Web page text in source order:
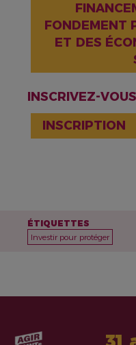
FONDEMENT
ET DES
INSCRIVEZ-
INSCRIPTION
ÉTIQUETTES
Investir pour protéger